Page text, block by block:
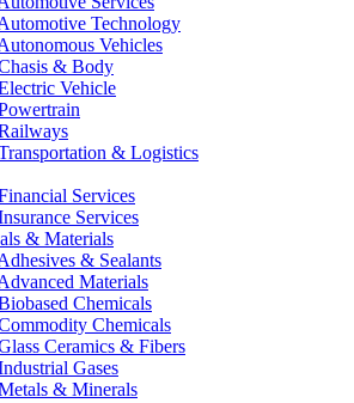
Technology
Vehicles
& Body
Vehicle
& Logistics
Services
Services
& Materials
& Sealants
Materials
Chemicals
Chemicals
Ceramics & Fibers
Gases
& Minerals